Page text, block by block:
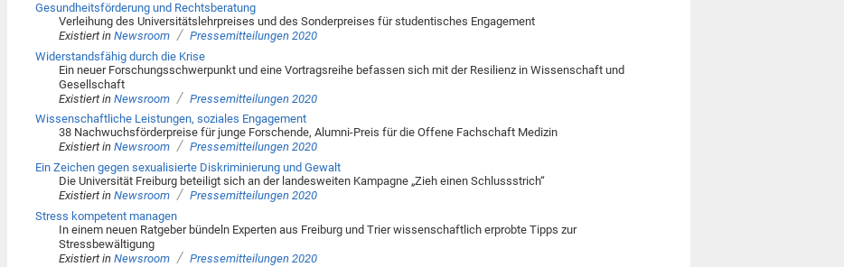
Gesundheitsförderung und Rechtsberatung
Verleihung des Universitätslehrpreises und des Sonderpreises für studentisches Engagement
Existiert in Newsroom / Pressemitteilungen 2020
Widerstandsfähig durch die Krise
Ein neuer Forschungsschwerpunkt und eine Vortragsreihe befassen sich mit der Resilienz in Wissenschaft und
Gesellschaft
Existiert in Newsroom / Pressemitteilungen 2020
Wissenschaftliche Leistungen, soziales Engagement
38 Nachwuchsförderpreise für junge Forschende, Alumni-Preis für die Offene Fachschaft Medizin
Existiert in Newsroom / Pressemitteilungen 2020
Ein Zeichen gegen sexualisierte Diskriminierung und Gewalt
Die Universität Freiburg beteiligt sich an der landesweiten Kampagne „Zieh einen Schlussstrich“
Existiert in Newsroom / Pressemitteilungen 2020
Stress kompetent managen
In einem neuen Ratgeber bündeln Experten aus Freiburg und Trier wissenschaftlich erprobte Tipps zur
Stressbewältigung
Existiert in Newsroom / Pressemitteilungen 2020